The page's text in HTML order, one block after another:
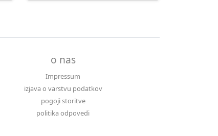
o nas
Impressum
izjava o varstvu podatkov
pogoji storitve
politika odpovedi